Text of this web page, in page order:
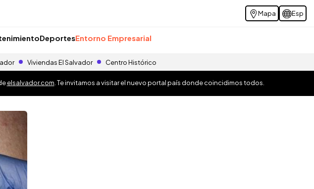
Mapa Esp
DeportesEntorno Empresarial
Viviendas El Salvador Centro Histórico
elsalvador.com . Te invitamos a visitar el nuevo portal país donde coincidimos todos.